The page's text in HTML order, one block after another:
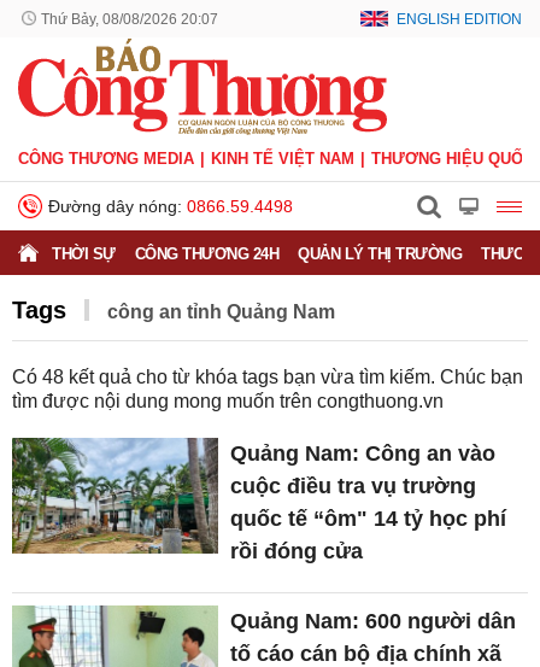
Thứ Bảy, 08/08/2026 20:07 ENGLISH EDITION
CÔNG THƯƠNG MEDIA KINH TẾ VIỆT NAM THƯƠNG HIỆU QUỐC
Đường dây nóng: 0866.59.4498
THỜI SỰ CÔNG THƯƠNG 24H QUẢN LÝ THỊ TRƯỜNG
Tags công an tỉnh Quảng Nam
Có 48 kết quả cho từ khóa tags bạn vừa tìm kiếm. Chúc bạn
tìm được nội dung mong muốn trên congthuong.vn
Quảng Nam: Công an vào
cuộc điều tra vụ trường
quốc tế “ôm" 14 tỷ học phí
rồi đóng cửa
Quảng Nam: 600 người dân
tố cáo cán bộ địa chính xã